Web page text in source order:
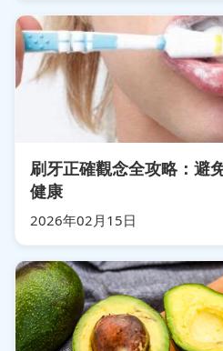
刷牙正確觀念全攻略：避
健康
2026年02月15日